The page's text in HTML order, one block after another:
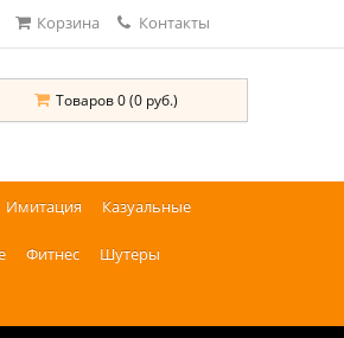
Корзина Контакты
Товаров 0 (0 руб.)
Имитация Казуальные
Фитнес Шутеры